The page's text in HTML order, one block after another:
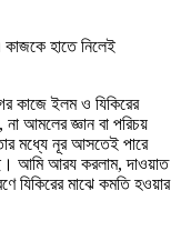
হাতে নিলেই
কাজে ইলম ও যিকিরের
আমলের জ্ঞান বা পরিচয়
মধ্যে নূর আসতেই পারে
আমি আরয করলাম, দাওয়াত
যিকিরের মাঝে কমতি হওয়ার